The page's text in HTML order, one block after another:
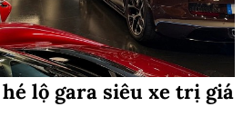
lộ gara siêu xe trị giá